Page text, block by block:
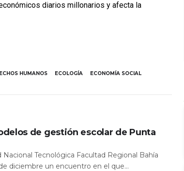
diarios millonarios y afecta la
HUMANOS ECOLOGÍA
ECONOMÍA SOCIAL
de gestión escolar de Punta
Nacional Tecnológica Facultad Regional Bahía
diciembre un encuentro en el que...